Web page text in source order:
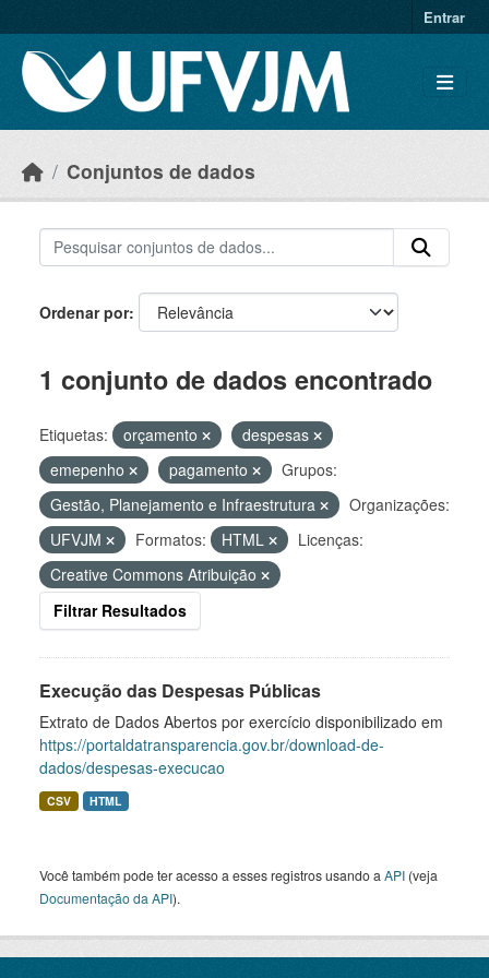
Entrar
Conjuntos de dados
Ordenar por
1 conjunto de dados encontrado
Etiquetas: orçamento
despesas
emepenho
pagamento
Grupos:
Gestão, Planejamento e Infraestrutura
Organizações:
UFVJM
Formatos: HTML
Licenças:
Creative Commons Atribuição
Filtrar Resultados
Execução das Despesas Públicas
Extrato de Dados Abertos por exercício disponibilizado em
https://portaldatransparencia.gov.br/download-de-
dados/despesas-execucao
CSV HTML
Você também pode ter acesso a esses registros usando a API (veja
Documentação da API).